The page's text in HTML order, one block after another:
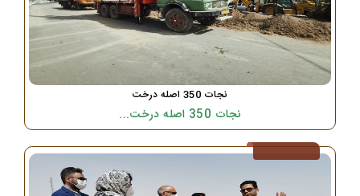
نجات 350 اصله درخت
نجات 350 اصله درخت...